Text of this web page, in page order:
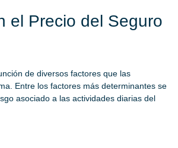
el Precio del Seguro
de diversos factores que las
Entre los factores más determinantes se
asociado a las actividades diarias del